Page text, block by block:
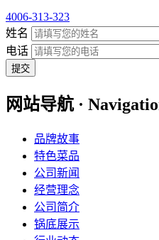
4006-313-323
姓名
电话
提交
网站导航 ·
品牌故事
特色菜品
公司新闻
经营理念
公司简介
锅底展示